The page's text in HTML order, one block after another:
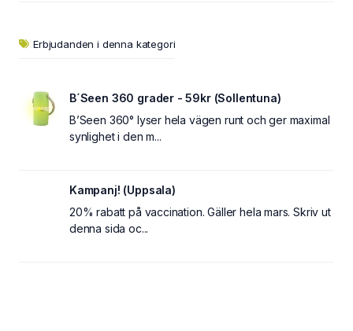
Erbjudanden i denna kategori
B´Seen 360 grader - 59kr (Sollentuna)
B’Seen 360° lyser hela vägen runt och ger maximal
synlighet i den m...
Kampanj! (Uppsala)
20% rabatt på vaccination. Gäller hela mars. Skriv ut
denna sida oc...